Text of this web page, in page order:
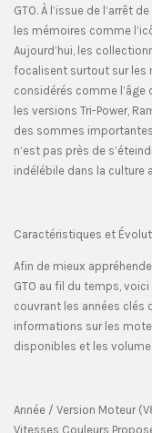
GTO. À l’issue de l’arrêt
les mémoires comme
Aujourd’hui, les
focalisent surtout sur les
considérés comme l’âge
les versions Tri-Power,
des sommes
n’est pas près de
indélébile dans la culture
Caractéristiques et
Afin de mieux
GTO au fil du temps,
couvrant les années clés
informations sur les
disponibles et les
Année / Version Moteur
Vitesses Couleurs